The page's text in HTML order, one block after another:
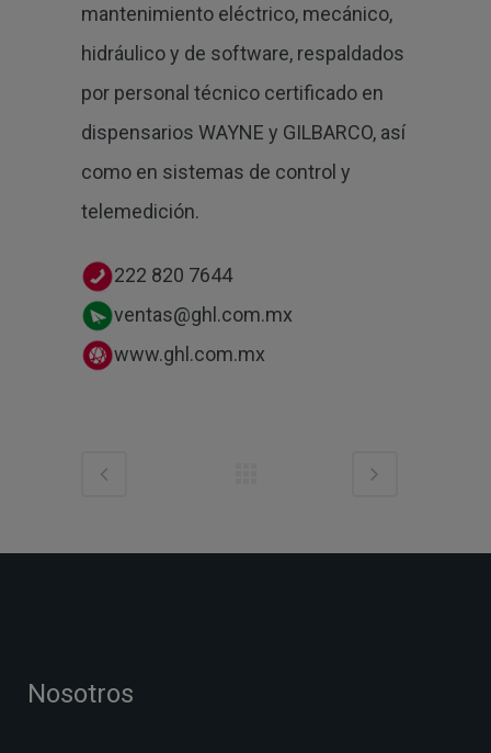
mantenimiento eléctrico, mecánico,
hidráulico y de software, respaldados
por personal técnico certificado en
dispensarios WAYNE y GILBARCO, así
como en sistemas de control y
telemedición.
222 820 7644
ventas@ghl.com.mx
www.ghl.com.mx
Nosotros